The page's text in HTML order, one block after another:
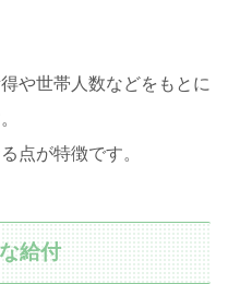
や世帯人数などをもとに
点が特徴です。
給付